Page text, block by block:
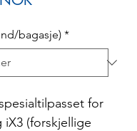
bagasje) *
for
iX3 (forskjellige